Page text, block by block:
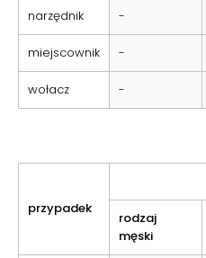
narzędnik -
miejscownik -
wołacz -
przypadek
rodzaj
męski